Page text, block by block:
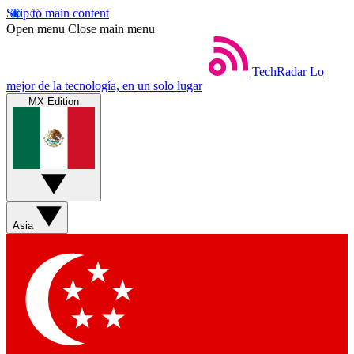
Skip to main content
Open menu Close main menu
TechRadar Lo
mejor de la tecnología, en un solo lugar
MX Edition
Asia